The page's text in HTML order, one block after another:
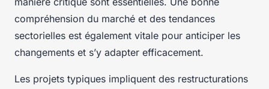
compréhension du marché et des tendances
sectorielles est également vitale pour anticiper les
changements et s’y adapter efficacement.
Les projets typiques impliquent des restructurations